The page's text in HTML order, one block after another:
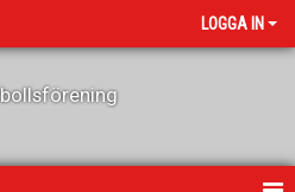
LOGGA IN